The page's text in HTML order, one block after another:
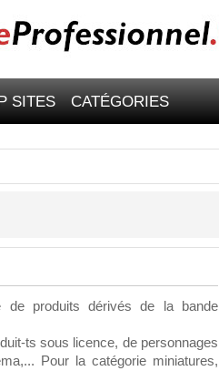
SITES CATÉGORIES
de produits dérivés de la bande
ts sous licence, de personnages
Pour la catégorie miniatures,